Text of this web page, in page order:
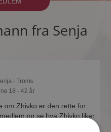
fra Senja
i Troms
18 - 42 år
om Zhivko er den rette for
og se hva Zhivko liker